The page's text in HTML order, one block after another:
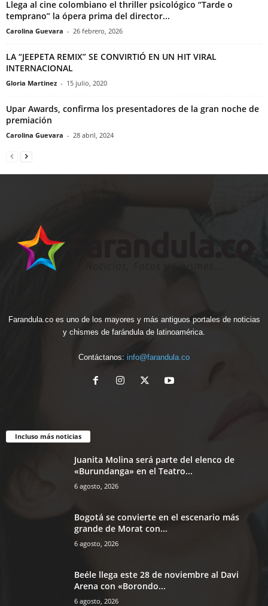
Llega al cine colombiano el thriller psicológico “Tarde o
temprano” la ópera prima del director...
Carolina Guevara - 26 febrero, 2026
LA “JEEPETA REMIX” SE CONVIRTIÓ EN UN HIT VIRAL
INTERNACIONAL
Gloria Martinez - 15 julio, 2020
Upar Awards, confirma los presentadores de la gran noche de
premiación
Carolina Guevara - 28 abril, 2024
Farandula.co es uno de los mayores y más antiguos portales de noticias
y chismes de farándula de latinoamérica.
Contáctanos: info@farandula.co
Incluso más noticias
Juanita Molina será parte del elenco de
«Burundanga» en el Teatro...
6 agosto, 2026
Bogotá se convierte en el escenario más
grande de Morat con...
6 agosto, 2026
Beéle llega este 28 de noviembre al Davi
Arena con «Borondo...
6 agosto, 2026